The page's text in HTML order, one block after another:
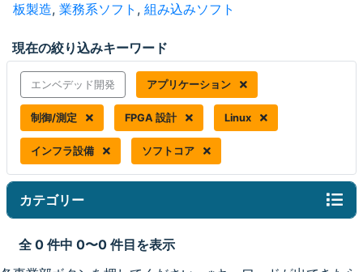
板製造, 業務系ソフト , 組み込みソフト
現在の絞り込みキーワード
エンベデッド開発 アプリケーション
制御/測定 FPGA 設計 Linux
インフラ設備 ソフトコア
カテゴリー
全 0 件中 0〜0 件目を表示